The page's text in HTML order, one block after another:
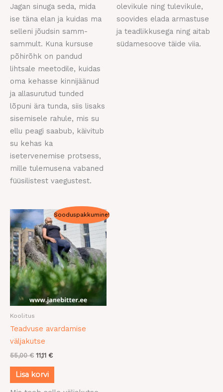
Jagan sinuga seda, mida
ise täna elan ja kuidas ma
selleni jõudsin samm-
sammult. Kuna kursuse
põhirõhk on pandud
lihtsale meetodile, kuidas
oma kehasse kinnijäänud
ja allasurutud tunded
lõpuni ära tunda, siis lisaks
sisemisele rahule, mis su
ellu peagi saabub, käivitub
su kehas ka
isetervenemise protsess,
mille tulemusena vabaned
füüsilistest vaegustest.
olevikule ning tulevikule,
soovides elada armastuse
ja teadlikkusega ning aitab
südamesoove täide viia.
Sooduspakkumine!
Koolitus
Teadvuse avardamise
väljakutse
55,00€
Algne
hind
oli:
55,00 €.
11,11 €
Praegune
hind
on:
11,11 €.
Lisa korvi